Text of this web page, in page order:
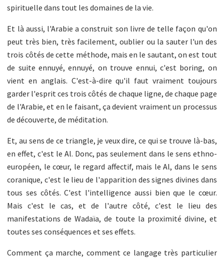
spirituelle dans tout les domaines de la vie.
Et là aussi, l'Arabie a construit son livre de telle façon qu'on
peut très bien, très facilement, oublier ou la sauter l'un des
trois côtés de cette méthode, mais en le sautant, on est tout
de suite ennuyé, ennuyé, on trouve ennui, c'est boring, on
vient en anglais. C'est-à-dire qu'il faut vraiment toujours
garder l'esprit ces trois côtés de chaque ligne, de chaque page
de l'Arabie, et en le faisant, ça devient vraiment un processus
de découverte, de méditation.
Et, au sens de ce triangle, je veux dire, ce qui se trouve là-bas,
en effet, c'est le Al. Donc, pas seulement dans le sens ethno-
européen, le cœur, le regard affectif, mais le Al, dans le sens
coranique, c'est le lieu de l'apparition des signes divines dans
tous ses côtés. C'est l'intelligence aussi bien que le cœur.
Mais c'est le cas, et de l'autre côté, c'est le lieu des
manifestations de Wadaïa, de toute la proximité divine, et
toutes ses conséquences et ses effets.
Comment ça marche, comment ce langage très particulier